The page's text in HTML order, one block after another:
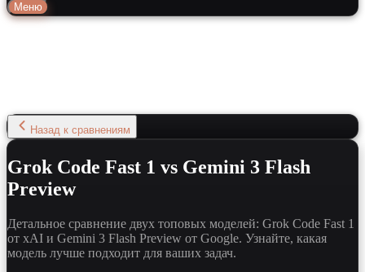
Меню
Назад к сравнениям
Grok Code Fast 1 vs Gemini 3 Flash
Preview
Детальное сравнение двух топовых моделей: Grok Code Fast 1
от xAI и Gemini 3 Flash Preview от Google. Узнайте, какая
модель лучше подходит для ваших задач.